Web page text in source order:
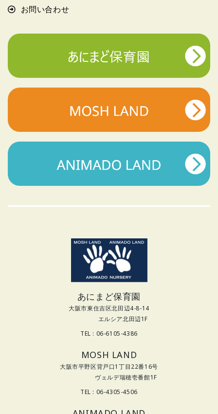
お問い合わせ
あにまど保育園
大阪市東住吉区北田辺4-8-14
エルシア北田辺1F
TEL : 06-6105-4386
MOSH LAND
大阪市平野区背戸口1丁目22番16号
ヴェルデ瑞穂壱番館1F
TEL : 06-4305-4506